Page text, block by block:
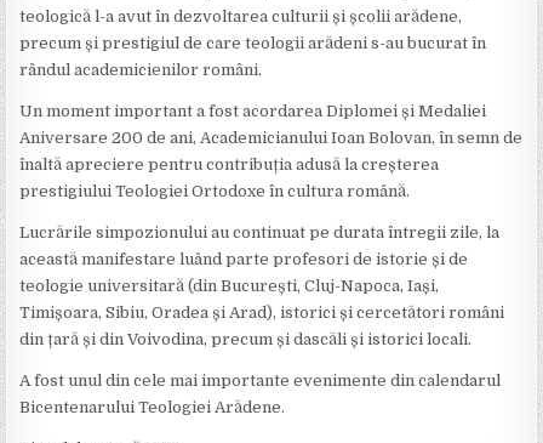
teologică l-a avut în dezvoltarea culturii și școlii arădene,
precum și prestigiul de care teologii arădeni s-au bucurat în
rândul academicienilor români.
Un moment important a fost acordarea Diplomei și Medaliei
Aniversare 200 de ani, Academicianului Ioan Bolovan, în semn de
înaltă apreciere pentru contribuția adusă la creșterea
prestigiului Teologiei Ortodoxe în cultura română.
Lucrările simpozionului au continuat pe durata întregii zile, la
această manifestare luând parte profesori de istorie și de
teologie universitară (din București, Cluj-Napoca, Iași,
Timișoara, Sibiu, Oradea și Arad), istorici și cercetători români
din țară și din Voivodina, precum și dascăli și istorici locali.
A fost unul din cele mai importante evenimente din calendarul
Bicentenarului Teologiei Arădene.